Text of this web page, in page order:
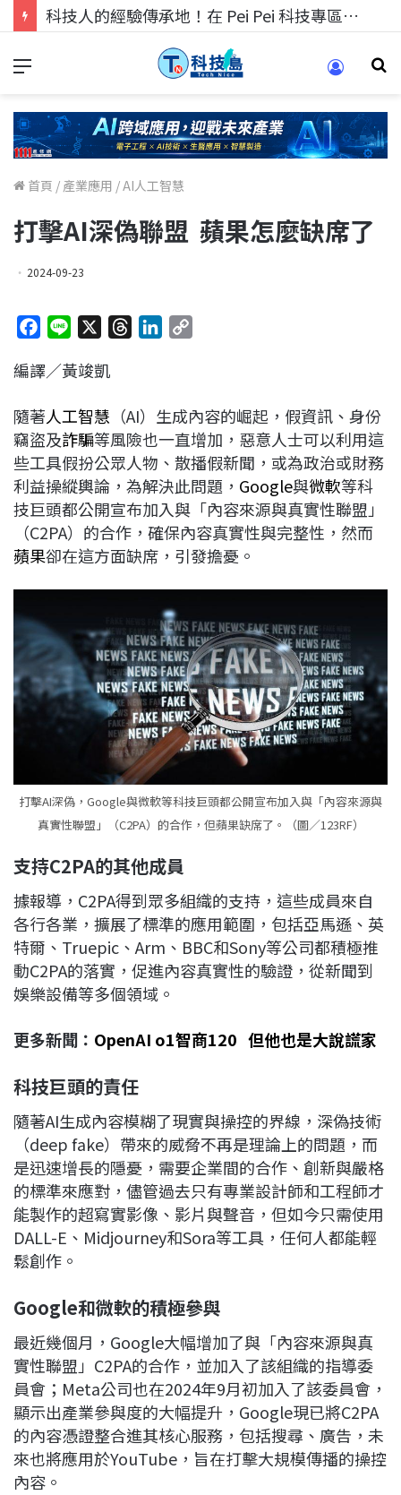
科技人找工作，就到TECH+ 科技專區!
首頁 / 產業應用 /AI人工智慧
打擊AI深偽聯盟 蘋果怎麼缺席了
2024-09-23
c
b
o
o
k
n
a
d
s
e
d
I
n
L
i
n
k
編譯／黃竣凱
隨著人工智慧 （AI）生成內容的崛起，假資訊、身份
竊盜及詐騙等風險也一直增加，惡意人士可以利用這
些工具假扮公眾人物、散播假新聞，或為政治或財務
利益操縱輿論，為解決此問題， Google與微軟等科
技巨頭都公開宣布加入與「內容來源與真實性聯盟」
（C2PA）的合作，確保內容真實性與完整性，然而
蘋果卻在這方面缺席，引發擔憂。
打擊AI深偽，Google與微軟等科技巨頭都公開宣布加入與「內容來源與
真實性聯盟」（C2PA）的合作，但蘋果缺席了。（圖／123RF）
支持C2PA的其他成員
據報導，C2PA得到眾多組織的支持，這些成員來自
各行各業，擴展了標準的應用範圍，包括亞馬遜、英
特爾、Truepic、Arm、BBC和Sony等公司都積極推
動C2PA的落實，促進內容真實性的驗證，從新聞到
娛樂設備等多個領域。
更多新聞： OpenAI o1智商120 但他也是大說謊家
科技巨頭的責任
隨著AI生成內容模糊了現實與操控的界線，深偽技術
（deep fake）帶來的威脅不再是理論上的問題，而
是迅速增長的隱憂，需要企業間的合作、創新與嚴格
的標準來應對，儘管過去只有專業設計師和工程師才
能製作的超寫實影像、影片與聲音，但如今只需使用
DALL-E、Midjourney和Sora等工具，任何人都能輕
鬆創作。
Google和微軟的積極參與
最近幾個月，Google大幅增加了與「內容來源與真
實性聯盟」C2PA的合作，並加入了該組織的指導委
員會；Meta公司也在2024年9月初加入了該委員會，
顯示出產業參與度的大幅提升，Google現已將C2PA
的內容憑證整合進其核心服務，包括搜尋、廣告，未
來也將應用於YouTube，旨在打擊大規模傳播的操控
內容。